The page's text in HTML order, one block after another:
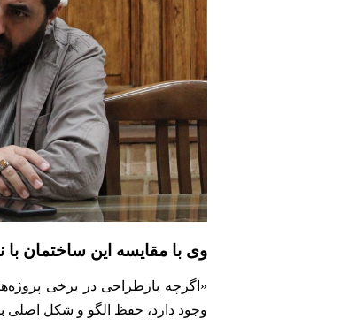
وی با مقایسه این ساختمان با
«اگرچه بازطراحی در برخی
وجود دارد، حفظ الگو و شکل اصلی